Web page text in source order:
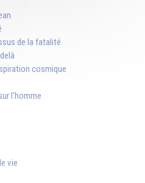
de la fatalité
cosmique
l'homme
vie